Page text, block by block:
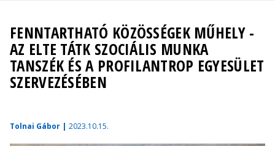
FENNTARTHATÓ KÖZÖSSÉGEK MŰHELY -
AZ ELTE TÁTK SZOCIÁLIS MUNKA
TANSZÉK ÉS A PROFILANTROP EGYESÜLET
SZERVEZÉSÉBEN
Tolnai Gábor | 2023.10.15.